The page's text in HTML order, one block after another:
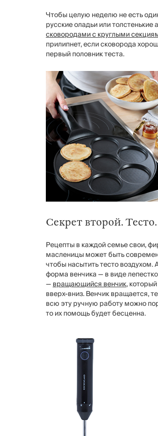
Чтобы целую неделю не есть
русские оладьи или
сковородами с круглыми
прилипнет, если сковорода
первый половник теста.
Секрет второй. Тесто.
Рецепты в каждой семье свои,
масленицы может быть
чтобы насытить тесто
форма венчика — в виде
—вращающийся венчик,
вверх-вниз. Венчик вращается,
всю эту ручную работу можно
то их помощь будет бесценна.